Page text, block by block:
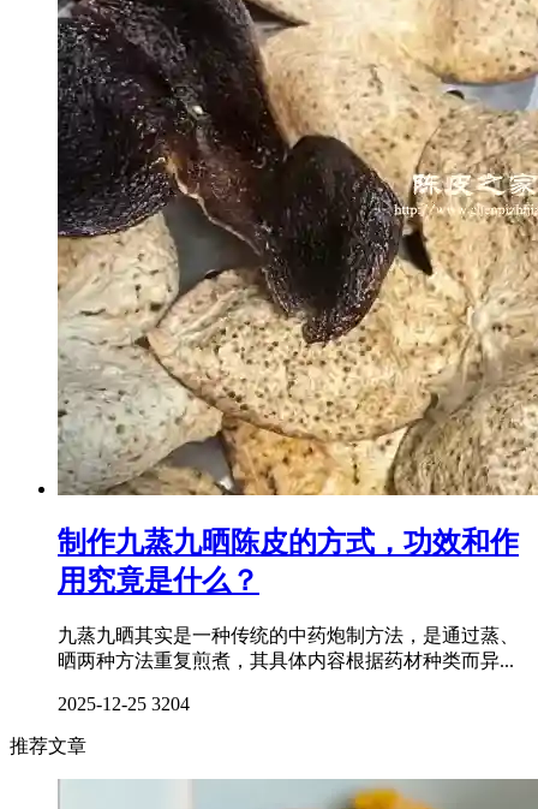
制作九蒸九晒陈皮的方式，功效和作
用究竟是什么？
九蒸九晒其实是一种传统的中药炮制方法，是通过蒸、
晒两种方法重复煎煮，其具体内容根据药材种类而异...
2025-12-25 3204
推荐文章